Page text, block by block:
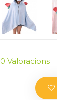
0 Valoracions